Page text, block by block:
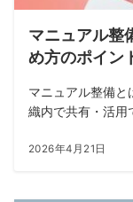
マニュアル整
め方のポイン
マニュアル整備と
織内で共有・活用
2026年4月21日